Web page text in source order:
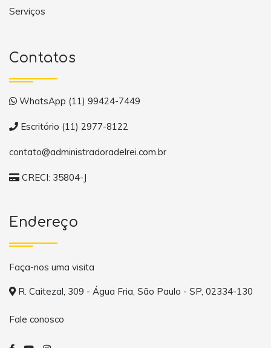
Serviços
Contatos
WhatsApp (11) 99424-7449
Escritório (11) 2977-8122
contato@administradoradelrei.com.br
CRECI: 35804-J
Endereço
Faça-nos uma visita
R. Caitezal, 309 - Água Fria, São Paulo - SP, 02334-130
Fale conosco